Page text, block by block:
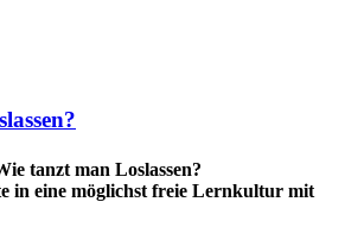
tanzt man Loslassen?
in eine möglichst freie Lernkultur mit